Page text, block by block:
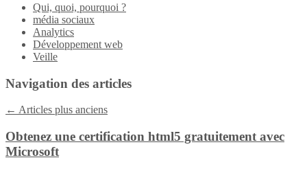
Qui, quoi, pourquoi ?
média sociaux
Analytics
Développement web
Veille
Navigation des articles
← Articles plus anciens
Obtenez une certification html5 gratuitement avec
Microsoft